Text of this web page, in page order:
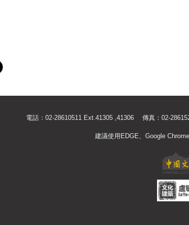
電話：02-28610511 Ext.41305 ,41306 傳真：02-
建議使用EDGE、Google